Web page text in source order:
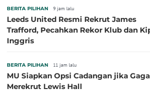
BERITA PILIHAN 9 jam lalu
Leeds United Resmi Rekrut James
Trafford, Pecahkan Rekor Klub dan
Inggris
BERITA PILIHAN 11 jam lalu
MU Siapkan Opsi Cadangan jika
Merekrut Lewis Hall